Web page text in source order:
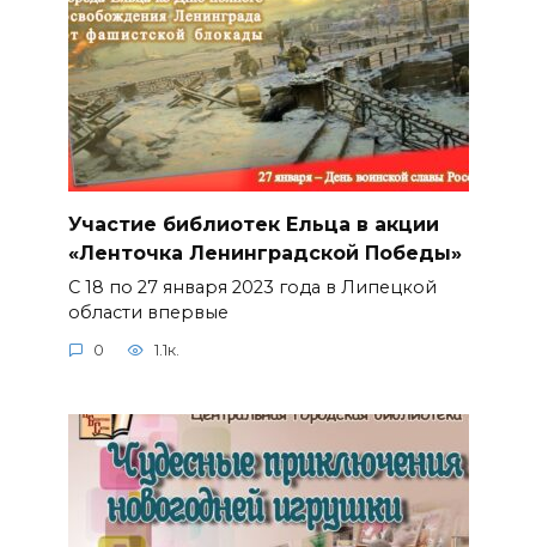
Участие библиотек Ельца в акции
«Ленточка Ленинградской Победы»
С 18 по 27 января 2023 года в Липецкой
области впервые
0 1.1к.